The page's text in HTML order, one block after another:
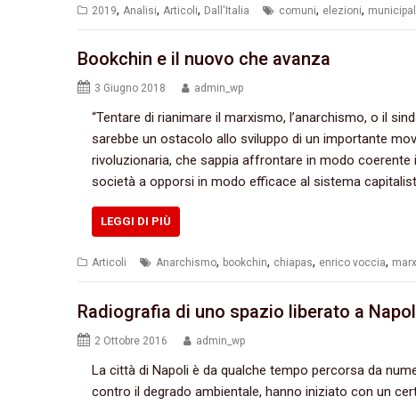
2019, Analisi, Articoli, Dall'Italia comuni, elezioni,
Bookchin e il nuovo che avanza
3 Giugno 2018 admin_wp
“Tentare di rianimare il marxismo, l’anarchismo, o il
sarebbe un ostacolo allo sviluppo di un importante
rivoluzionaria, che sappia affrontare in modo
società a opporsi in modo efficace al sistema
LEGGI DI PIÙ
Articoli Anarchismo, bookchin, chiapas, enrico voccia,
Radiografia di uno spazio liberato a
2 Ottobre 2016 admin_wp
La città di Napoli è da qualche tempo percorsa da
contro il degrado ambientale,‭ ‬hanno iniziato con un